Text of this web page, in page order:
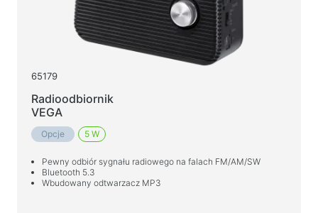
Stoły do gier
Fotele dla graczy
Obudowy komputerowe
Ochrona zasilania
Przedłużacze zasilające
Ochronnik napięcia
65179
Radioodbiornik
VEGA
Opcje 5 W
Pewny odbiór sygnału radiowego na falach FM/AM/SW
Bluetooth 5.3
Wbudowany odtwarzacz MP3